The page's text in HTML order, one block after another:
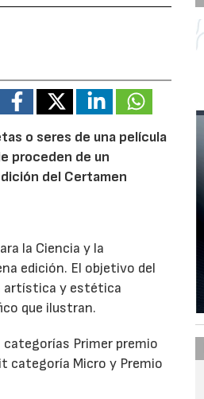
o seres de una película
proceden de un
del Certamen
la Ciencia y la
edición. El objetivo del
artística y estética
que ilustran.
Primer premio
categoría Micro y Premio